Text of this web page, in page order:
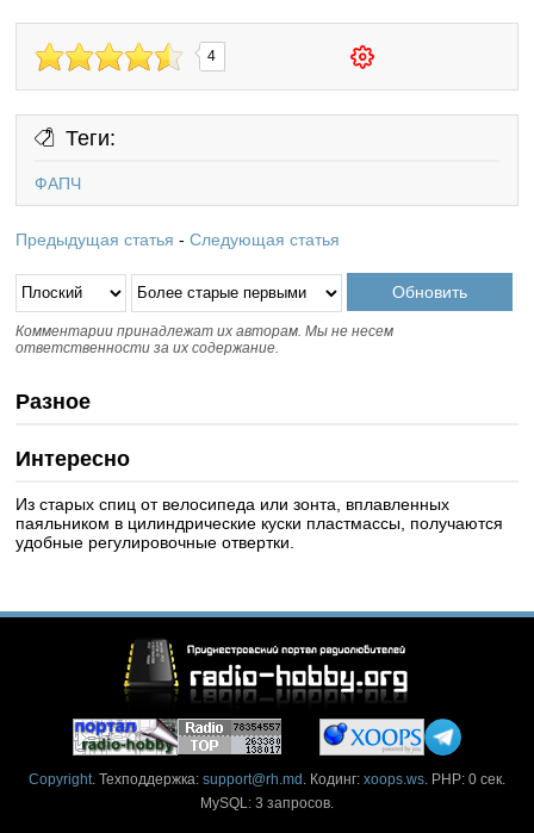
4
Теги:
ФАПЧ
Предыдущая статья -Следующая статья
Комментарии принадлежат их авторам. Мы не несем
ответственности за их содержание.
Разное
Интересно
Из старых спиц от велосипеда или зонта, вплавленных
паяльником в цилиндрические куски пластмассы, получаются
удобные регулировочные отвертки.
Copyright. Техподдержка: support@rh.md . Кодинг: xoops.ws. PHP: 0 сек.
MySQL: 3 запросов.